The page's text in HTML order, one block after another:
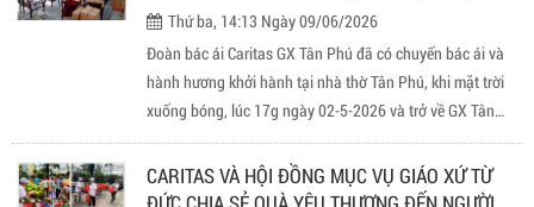
Thứ ba, 14:13 Ngày 09/06/2026
Đoàn bác ái Caritas GX Tân Phú đã có chuyến bác ái và
hành hương khởi hành tại nhà thờ Tân Phú, khi mặt trời
xuống bóng, lúc 17g ngày 02-5-2026 và trở về GX Tân
Phú khi thành phố tĩnh lặng, còn đang yên giấc, lúc 1g30
ngày 5-6-2026.
CARITAS VÀ HỘI ĐỒNG MỤC VỤ GIÁO XỨ TỪ